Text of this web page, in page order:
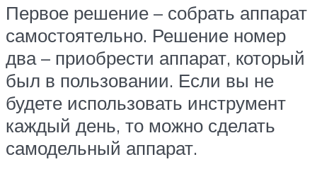
Первое решение – собрать аппарат
самостоятельно. Решение номер
два – приобрести аппарат, который
был в пользовании. Если вы не
будете использовать инструмент
каждый день, то можно сделать
самодельный аппарат.